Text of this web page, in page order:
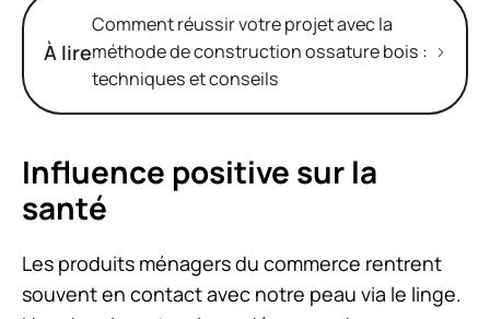
À lire
Comment réussir votre projet avec la
méthode de construction ossature bois :
techniques et conseils
Influence positive sur la
santé
Les produits ménagers du commerce rentrent
souvent en contact avec notre peau via le linge.